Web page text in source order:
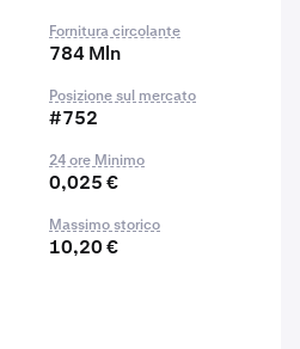
Fornitura circolante
784 Mln
Posizione sul mercato
#752
24 ore Minimo
0,025 €
Massimo storico
10,20 €